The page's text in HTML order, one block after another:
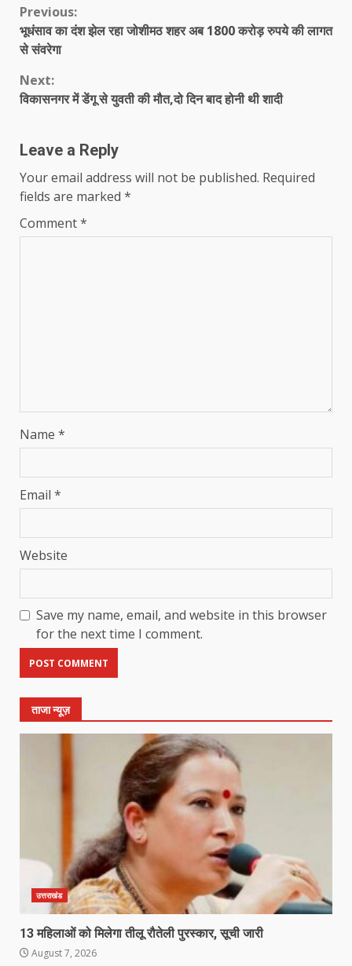
Continue
Reading
Previous:
भूधंसाव का दंश झेल रहा जोशीमठ शहर अब 1800 करोड़ रुपये की लागत
से संवरेगा
Next:
विकासनगर में डेंगू से युवती की मौत,दो दिन बाद होनी थी शादी
Leave a Reply
Your email address will not be published. Required
fields are marked *
Comment*
Name *
Email *
Website
Save my name, email, and website in this browser
for the next time I comment.
ताजा न्यूज़
उत्तराखंड
13 महिलाओं को मिलेगा तीलू रौतेली पुरस्कार, सूची जारी
August 7, 2026